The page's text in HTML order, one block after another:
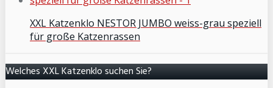
XXL Katzenklo NESTOR JUMBO weiss-grau speziell
für große Katzenrassen
Welches XXL Katzenklo suchen Sie?